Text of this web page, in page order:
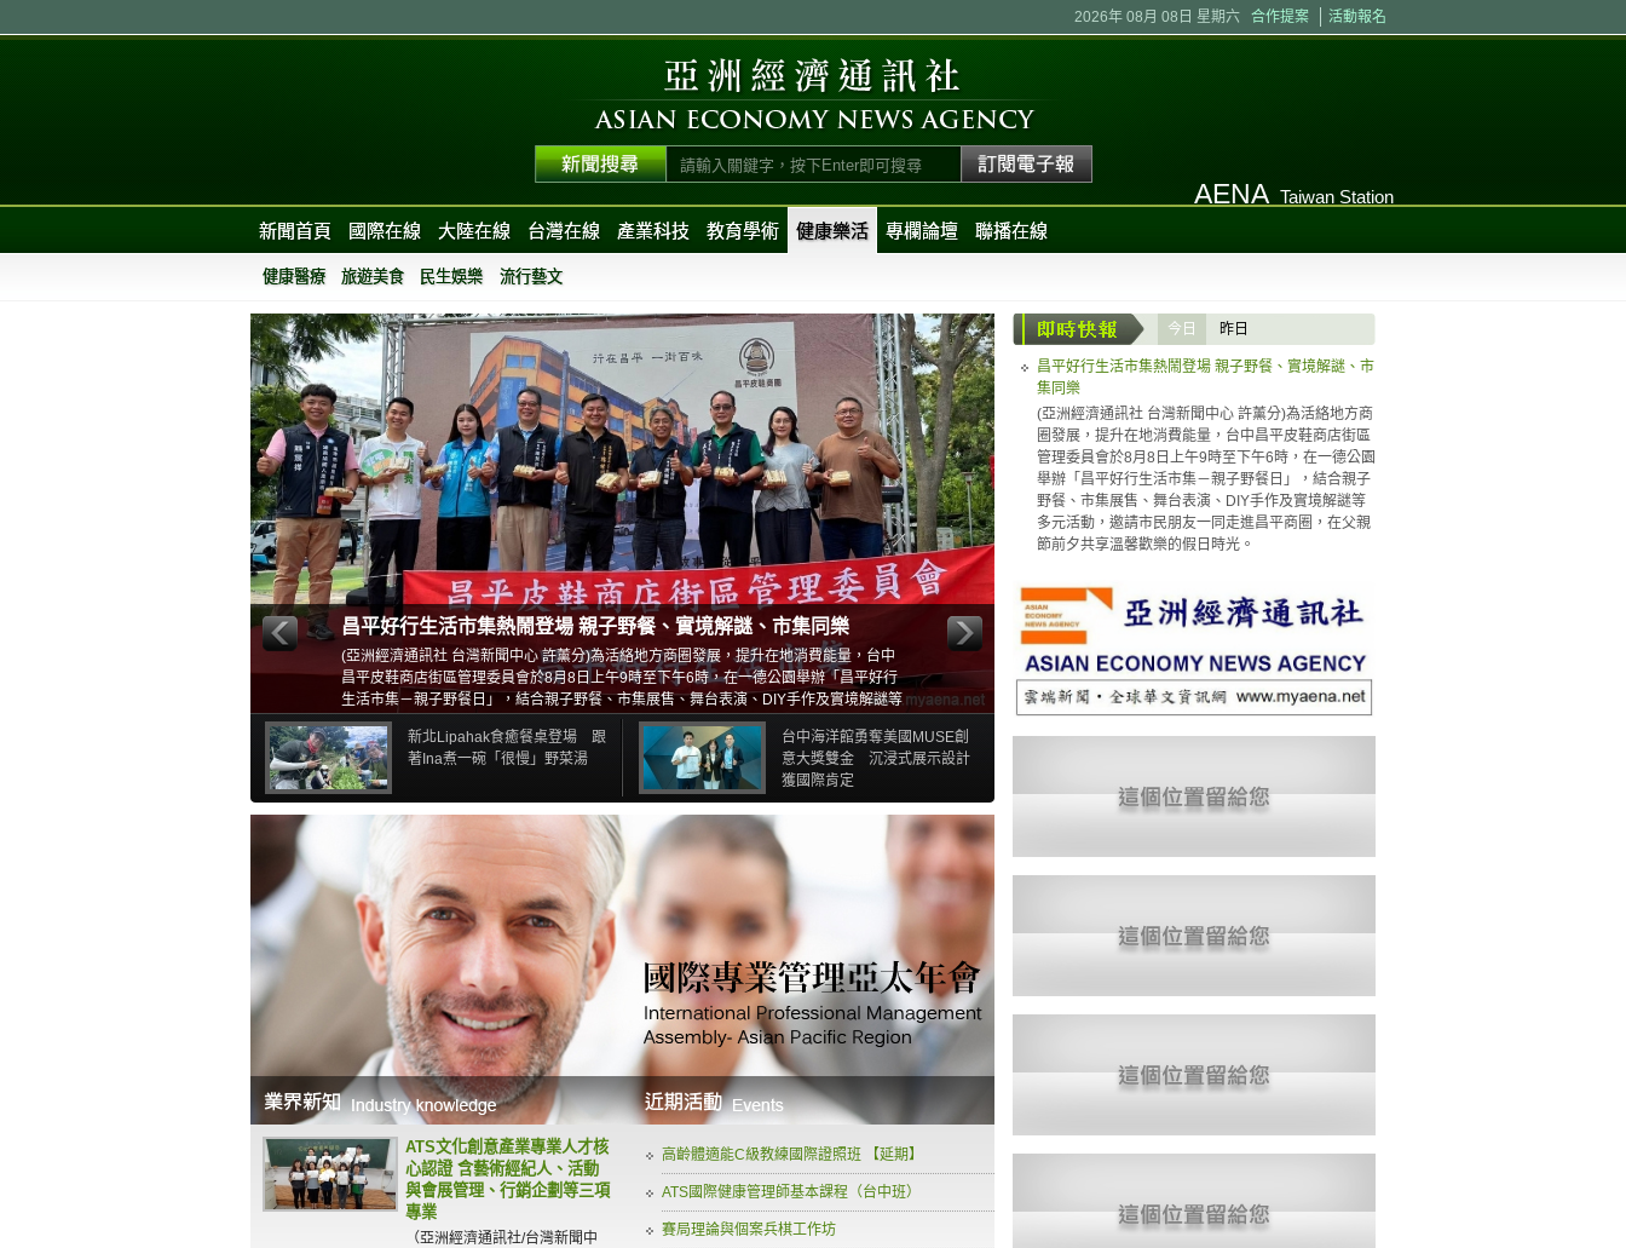
2026年 08月 08日 星期六 合作提案 活動報名
AENA Taiwan Station
新聞首頁
國際在線 大陸在線 台灣在線 產業科技 教育學術 健康樂活 專欄論壇 聯播在線
健康醫療 旅遊美食 民生娛樂 流行藝文
昌平好行生活市集熱鬧登場 親子野餐、實境解謎、市集同樂
(亞洲經濟通訊社 台灣新聞中心 許薰分)為活絡地方商圈發展，提升在地消費能量，台中
昌平皮鞋商店街區管理委員會於8月8日上午9時至下午6時，在一德公園舉辦「昌平好行
生活市集－親子野餐日」，結合親子野餐、市集展售、舞台表演、DIY手作及實境解謎等
多元活動，邀請市民朋友一同走進昌平商圈，在父親節前夕共享溫馨歡樂的假日時光。
新北Lipahak食癒餐桌登場 跟
著Ina煮一碗「很慢」野菜湯
台中海洋館勇奪美國MUSE創
意大獎雙金 沉浸式展示設計
獲國際肯定
ATS文化創意產業專業人才核
心認證 含藝術經紀人、活動
與會展管理、行銷企劃等三項
專業
（亞洲經濟通訊社/台灣新聞中
高齡體適能C級教練國際證照班 【延期】
ATS國際健康管理師基本課程（台中班）
賽局理論與個案兵棋工作坊
今日 昨日
昌平好行生活市集熱鬧登場 親子野餐、實境解謎、市
集同樂
(亞洲經濟通訊社 台灣新聞中心 許薰分)為活絡地方商
圈發展，提升在地消費能量，台中昌平皮鞋商店街區
管理委員會於8月8日上午9時至下午6時，在一德公園
舉辦「昌平好行生活市集－親子野餐日」，結合親子
野餐、市集展售、舞台表演、DIY手作及實境解謎等
多元活動，邀請市民朋友一同走進昌平商圈，在父親
節前夕共享溫馨歡樂的假日時光。